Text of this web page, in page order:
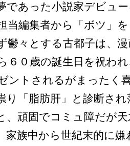
であった小説家デビュ
当編集者から「ボツ」
鬱々とする古都子は、
６０歳の誕生日を祝わ
ントされるがまったく
り「脂肪肝」と診断さ
、頑固でコミュ障だが
家族中から世紀末的に